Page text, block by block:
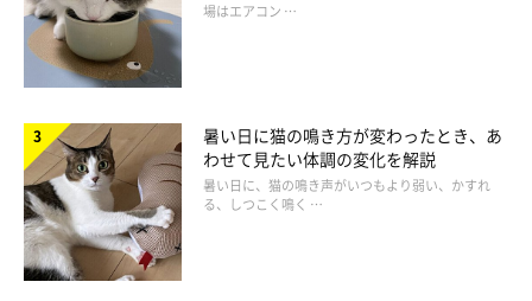
場はエアコン …
暑い日に猫の鳴き方が変わったとき、あ
わせて見たい体調の変化を解説
暑い日に、猫の鳴き声がいつもより弱い、かすれ
る、しつこく鳴く …